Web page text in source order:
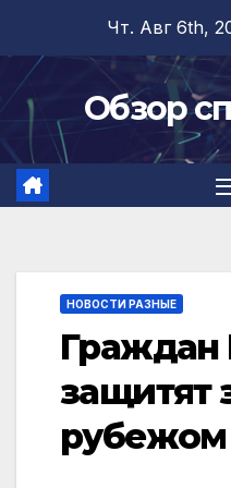
содержимому
Чт. Авг 6th,
Обзор
НОВОСТИ РАЗНЫЕ
Граждан
защитят
рубежом